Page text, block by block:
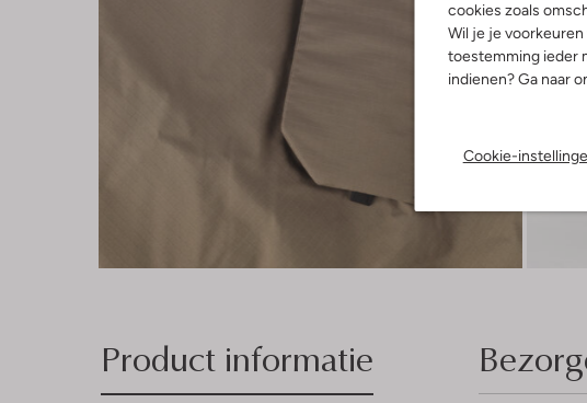
cookies zoals
Wil je je
toestemming ieder
indienen? Ga naar
Cookie-
Product informatie